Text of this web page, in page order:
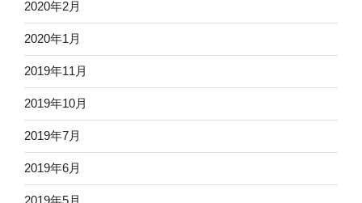
2020年2月
2020年1月
2019年11月
2019年10月
2019年7月
2019年6月